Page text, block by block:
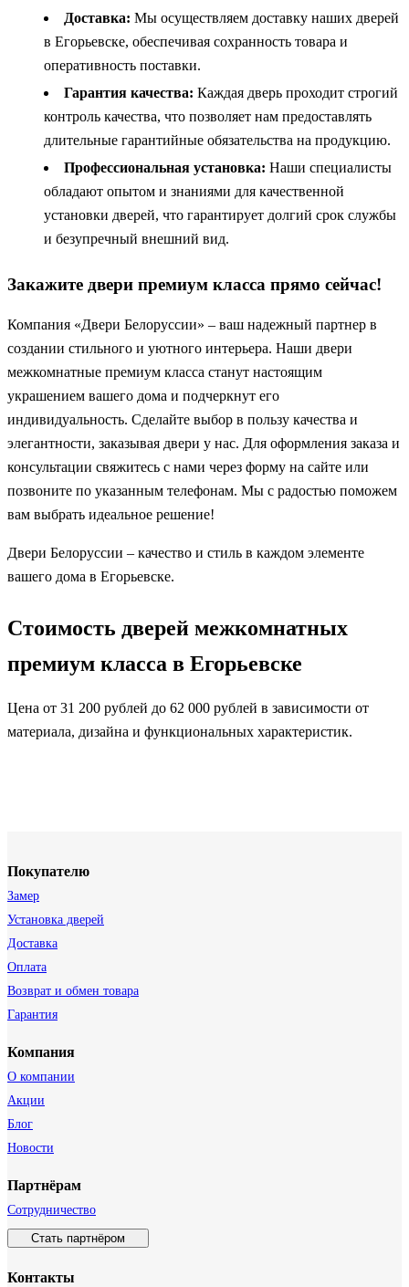
Доставка: Мы осуществляем доставку наших дверей
в Егорьевске, обеспечивая сохранность товара и
оперативность поставки.
Гарантия качества: Каждая дверь проходит строгий
контроль качества, что позволяет нам предоставлять
длительные гарантийные обязательства на продукцию.
Профессиональная установка: Наши специалисты
обладают опытом и знаниями для качественной
установки дверей, что гарантирует долгий срок службы
и безупречный внешний вид.
Закажите двери премиум класса прямо сейчас!
Компания «Двери Белоруссии» – ваш надежный партнер в
создании стильного и уютного интерьера. Наши двери
межкомнатные премиум класса станут настоящим
украшением вашего дома и подчеркнут его
индивидуальность. Сделайте выбор в пользу качества и
элегантности, заказывая двери у нас. Для оформления заказа и
консультации свяжитесь с нами через форму на сайте или
позвоните по указанным телефонам. Мы с радостью поможем
вам выбрать идеальное решение!
Двери Белоруссии – качество и стиль в каждом элементе
вашего дома в Егорьевске.
Стоимость дверей межкомнатных
премиум класса в Егорьевске
Цена от 31 200 рублей до 62 000 рублей в зависимости от
материала, дизайна и функциональных характеристик.
Покупателю
Замер
Установка дверей
Доставка
Оплата
Возврат и обмен товара
Гарантия
Компания
О компании
Акции
Блог
Новости
Партнёрам
Сотрудничество
Стать партнёром
Контакты